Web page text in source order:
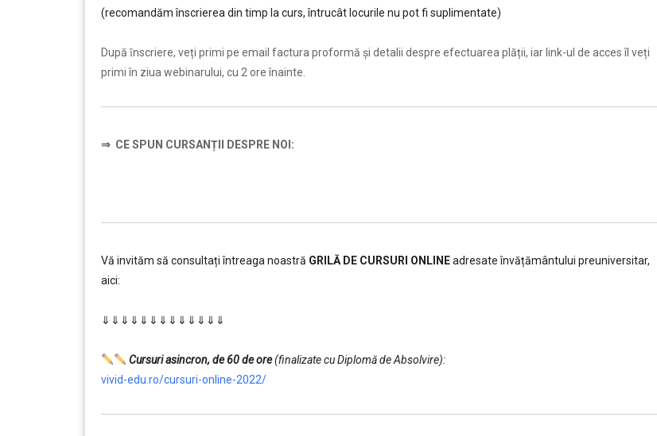
(recomandăm înscrierea din timp la curs, întrucât locurile nu pot fi suplimentate)
După ȋnscriere, veți primi pe email factura proformă și detalii despre efectuarea plății, iar link-ul de acces îl veți
primi în ziua webinarului, cu 2 ore înainte.
⇒ CE SPUN CURSANȚII DESPRE NOI:
Vă invităm să consultați întreaga noastră GRILĂ DE CURSURI ONLINEadresate învățământului preuniversitar,
aici:
⇓⇓⇓⇓⇓⇓⇓⇓⇓⇓⇓⇓⇓
Cursuri asincron, de 60 de ore(finalizate cu Diplomă de Absolvire):
vivid-edu.ro/cursuri-online-2022/